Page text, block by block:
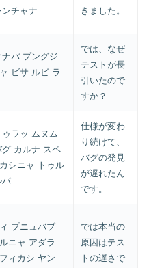
チャナ
きました。
ナパ プングジ
ビサ ルビ ラ
では、なぜ
テストが長
引いたので
すか？
ゥラッ ムヌム
グ カルナ スペ
シニャ トゥル
バ
仕様が変わ
り続けて、
バグの発見
が遅れたん
です。
プニュバブ
ニャ アダラ
ィカシ ヤン
では本当の
原因はテス
トの遅さで